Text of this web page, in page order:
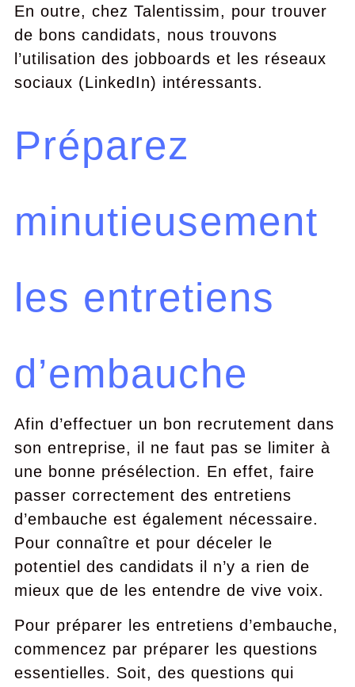
En outre, chez Talentissim, pour trouver
de bons candidats, nous trouvons
l’utilisation des jobboards et les réseaux
sociaux (LinkedIn) intéressants.
Préparez
minutieusement
les entretiens
d’embauche
Afin d’effectuer un bon recrutement dans
son entreprise, il ne faut pas se limiter à
une bonne présélection. En effet, faire
passer correctement des entretiens
d’embauche est également nécessaire.
Pour connaître et pour déceler le
potentiel des candidats il n’y a rien de
mieux que de les entendre de vive voix.
Pour préparer les entretiens d’embauche,
commencez par préparer les questions
essentielles. Soit, des questions qui